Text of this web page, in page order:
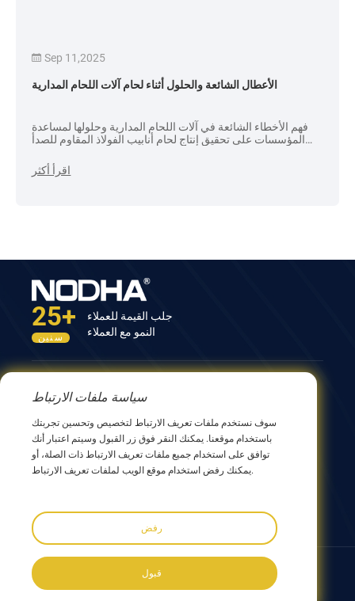
Sep 11,2025
الأعطال الشائعة والحلول أثناء لحام آلات اللحام المدارية
فهم الأخطاء الشائعة في آلات اللحام المدارية وحلولها لمساعدة
المؤسسات على تحقيق إنتاج لحام أنابيب الفولاذ المقاوم للصدأ
اقرأ أكثر
25+
سنين
جلب القيمة للعملاء
النمو مع العملاء
اتصل بنا
المبنى الثاني عشر، رقم 9 طريق شينغ يانغ، ووشي 214082،
جيانجسو، الصين
0086 510 8580 8562
0086 152 5144 1199
سياسة ملفات الارتباط
سوف نستخدم ملفات تعريف الارتباط لتخصيص وتحسين تجربتك
باستخدام موقعنا. يمكنك النقر فوق زر القبول وسيتم اعتبار أنك
توافق على استخدام جميع ملفات تعريف الارتباط ذات الصلة، أو
يمكنك رفض استخدام موقع الويب لملفات تعريف الارتباط.
رفض
قبول